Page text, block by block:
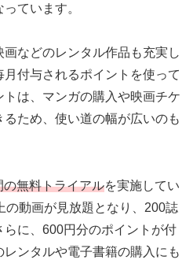
ています。
などのレンタル作品も充実し
付与されるポイントを使って
は、マンガの購入や映画チケ
ため、使い道の幅が広いのも
の無料トライアルを実施してい
の動画が見放題となり、200誌
らに、600円分のポイントが付
ンタルや電子書籍の購入にも